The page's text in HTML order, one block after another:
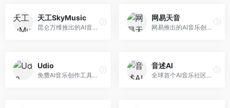
天工SkyMusic
昆仑万维推出的AI音乐创作平台，基于天工大模型。面向音乐创作者，支持歌词生成、旋律创作、音乐编曲等服务，中文音乐创作能力强。
网易天音
网易推出的AI音乐创作工具，支持作词、作曲与编曲。面向音乐爱好者和独立音乐人，提供歌词生成、旋律创作、编曲制作等服务，与网易云音乐生态深度整合。
Udio
免费AI音乐创作工具，专注于高质量音乐生成。面向音乐创作者和内容制作者，支持多种音乐风格生成，音质专业，创作自由度高，适合专业音乐制作场景。
音述AI
全球首个AI音乐社区平台，整合创作与分享功能。面向音乐创作者和爱好者，提供音乐创作、作品分享、社区交流等服务，社区氛围活跃。